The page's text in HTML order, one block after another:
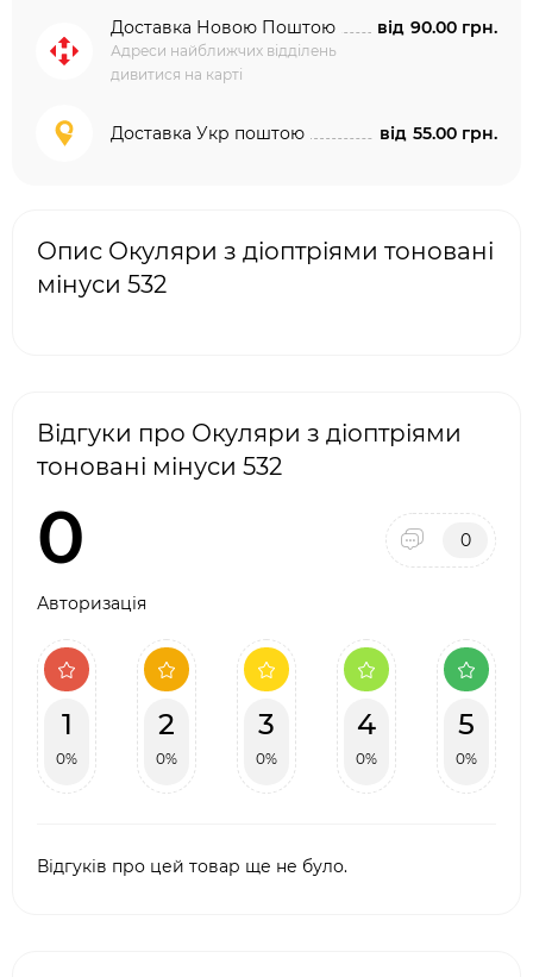
Доставка Новою Поштою
Адреси найближчих відділень
дивитися на карті
від 90.00 грн.
Доставка Укр поштою від 55.00 грн.
Опис Окуляри з діоптріями тоновані
мінуси 532
Відгуки про Окуляри з діоптріями
тоновані мінуси 532
0 0
Авторизація
1
0%
2
0%
3
0%
4
0%
5
0%
Відгуків про цей товар ще не було.